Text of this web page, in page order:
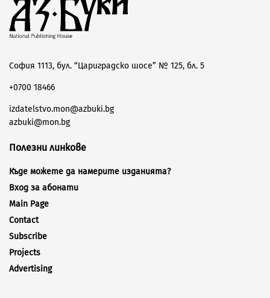
София 1113, бул. “Цариградско шосе” № 125, бл. 5
+0700 18466
izdatelstvo.mon@azbuki.bg
azbuki@mon.bg
Полезни линкове
Къде можете да намерите изданията?
Вход за абонати
Main Page
Contact
Subscribe
Projects
Advertising